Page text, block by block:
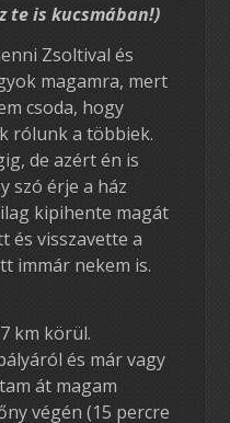
te is kucsmában!)
Zsoltival és
magamra, mert
csoda, hogy
rólunk a többiek.
de azért én is
szó érje a ház
kipihente magát
és visszavette a
immár nekem is.
km körül.
és már vagy
át magam
végén (15 percre